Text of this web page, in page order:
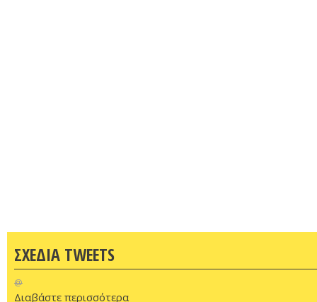
ΣΧΕΔΙΑ TWEETS
@
Διαβάστε περισσότερα